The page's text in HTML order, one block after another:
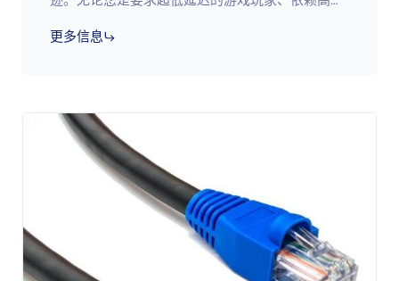
CAT8 以太网线都能提供无与伦比的性能。但究竟
更多信息